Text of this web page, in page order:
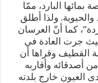
البارد، ممّا
ولذا أطلق
كما أنّ العرسان
حيث جرت العادة في
القطيف وقراها أن
أصدقائه وأقاربه
العيون خارج بلدته